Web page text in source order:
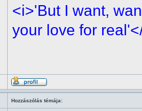
<i>'But I want,
your love for
Hozzászólás témája: